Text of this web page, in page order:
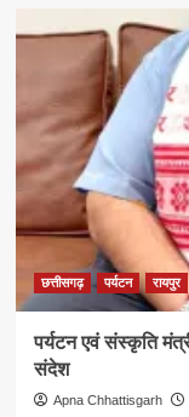
गुजरात
में
छत्तीसगढ़
पर्यटन
की
दमदार
दस्तक
छत्तीसगढ़ पर्यटन रायपुर
पर्यटन एवं संस्कृति
संदेश
Apna Chhattisgarh